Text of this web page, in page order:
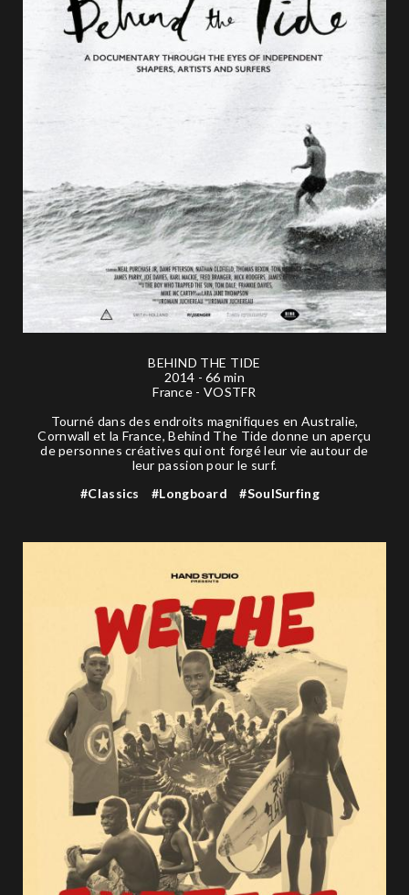
BEHIND THE TIDE
2014 - 66 min
France - VOSTFR
Tourné dans des endroits magnifiques en Australie,
Cornwall et la France, Behind The Tide donne un aperçu
de personnes créatives qui ont forgé leur vie autour de
leur passion pour le surf.
#Classics
#Longboard #SoulSurfing